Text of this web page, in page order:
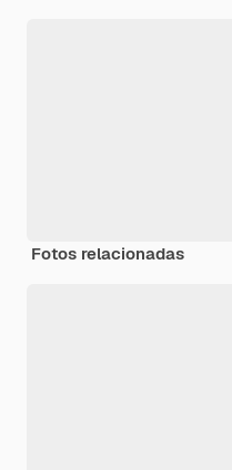
Fotos relacionadas